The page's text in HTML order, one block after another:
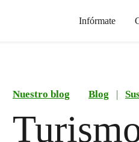
Infórmate
Nuestro blog Blog |